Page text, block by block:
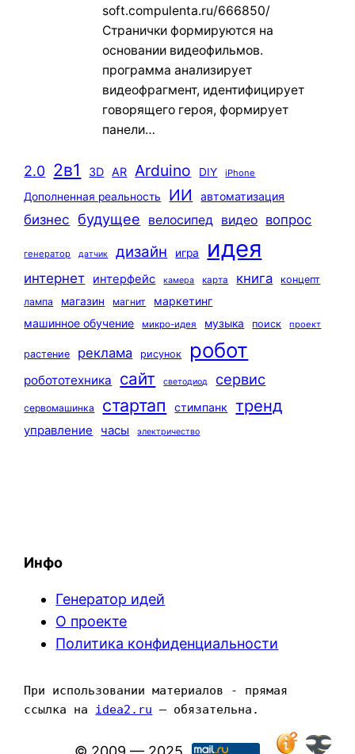
soft.compulenta.ru/666850/
Странички формируются на
основании видеофильмов.
программа анализирует
видеофрагмент, идентифицирует
говорящего героя, формирует
панели…
2.0 2в1 3D AR Arduino DIY iPhone
Дополненная реальность ИИ автоматизация
бизнес будущее велосипед видео вопрос
генератор датчик дизайн игра идея
интернет интерфейс камера карта книга
концепт
лампа
магазин магнит
маркетинг
машинное обучение
микро-идея музыка поиск проект
растение реклама рисунок робот
робототехника сайт светодиод сервис
сервомашинка стартап стимпанк тренд
управление часы электричество
Инфо
Генератор идей
О проекте
Политика конфиденциальности
При использовании материалов - прямая
ссылка на idea2.ru — обязательна.